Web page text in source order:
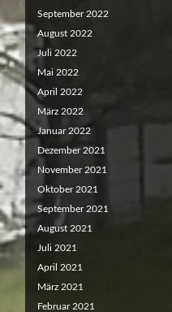
September 2022
August 2022
Juli 2022
Mai 2022
April 2022
März 2022
Januar 2022
Dezember 2021
November 2021
Oktober 2021
September 2021
August 2021
Juli 2021
April 2021
März 2021
Februar 2021